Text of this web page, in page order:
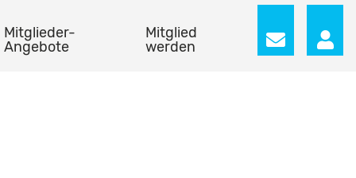
Mitglieder-
Angebote
Mitglied
werden